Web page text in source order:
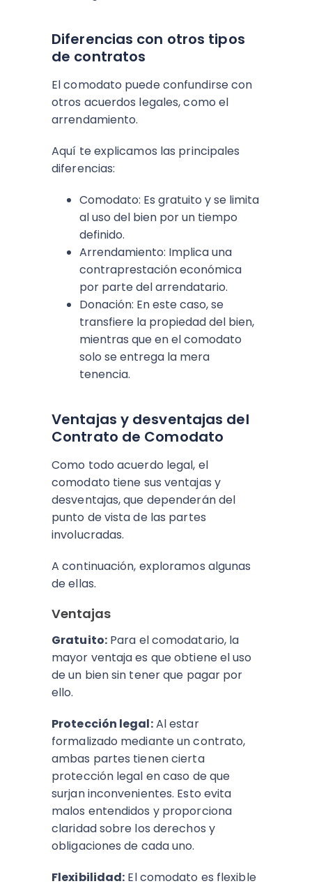
Diferencias con otros tipos
de contratos
El comodato puede confundirse con
otros acuerdos legales, como el
arrendamiento.
Aquí te explicamos las principales
diferencias:
Comodato: Es gratuito y se limita
al uso del bien por un tiempo
definido.
Arrendamiento: Implica una
contraprestación económica
por parte del arrendatario.
Donación: En este caso, se
transfiere la propiedad del bien,
mientras que en el comodato
solo se entrega la mera
tenencia.
Ventajas y desventajas del
Contrato de Comodato
Como todo acuerdo legal, el
comodato tiene sus ventajas y
desventajas, que dependerán del
punto de vista de las partes
involucradas.
A continuación, exploramos algunas
de ellas.
Ventajas
Gratuito:Para el comodatario, la
mayor ventaja es que obtiene el uso
de un bien sin tener que pagar por
ello.
Protección legal:Al estar
formalizado mediante un contrato,
ambas partes tienen cierta
protección legal en caso de que
surjan inconvenientes. Esto evita
malos entendidos y proporciona
claridad sobre los derechos y
obligaciones de cada uno.
Flexibilidad: El comodato es flexible